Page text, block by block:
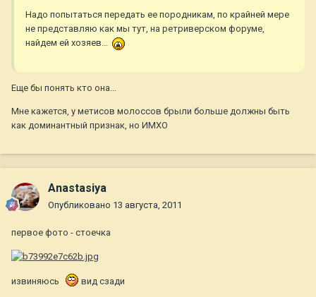
Надо попытаться передать ее породникам, по крайней мере
не представляю как мы тут, на ретриверском форуме,
найдем ей хозяев...
Еще бы понять кто она...
Мне кажется, у метисов молоссов брыли больше должны быть
как доминантный признак, но ИМХО
Anastasiya
Опубликовано 13 августа, 2011
первое фото - стоечка
извиняюсь вид сзади